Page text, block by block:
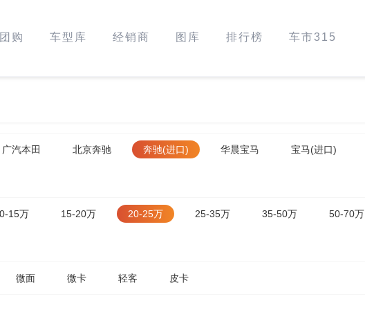
团购 车型库 经销商 图库 排行榜 车市315
广汽本田 北京奔驰 奔驰(进口) 华晨宝马 宝马(进口)
15万 15-20万 20-25万 25-35万 35-50万 50-70万
微面 微卡 轻客 皮卡